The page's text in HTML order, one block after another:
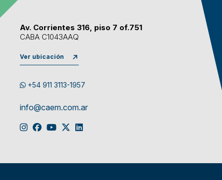
Av. Corrientes 316, piso 7 of.751
CABA C1043AAQ
Ver ubicación
+54 911 3113-1957
info@caem.com.ar